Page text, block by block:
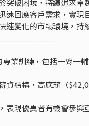
回應客戶需求，實現
變化的市場環境，持
業訓練，包括一對一
資結構，高底薪（
表現優異者有機會參